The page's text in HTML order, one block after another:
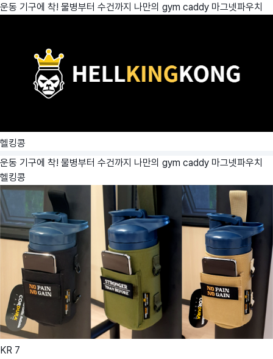
운동 기구에 착! 물병부터 수건까지 나만의 gym caddy 마그넷파우치
헬킹콩
운동 기구에 착! 물병부터 수건까지 나만의 gym caddy 마그넷파우치
헬킹콩
KR 7